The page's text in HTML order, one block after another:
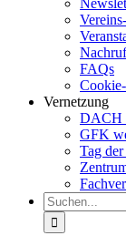
FAQs
Vernetzung
DACH
GFK
Tag
Suche
nach: